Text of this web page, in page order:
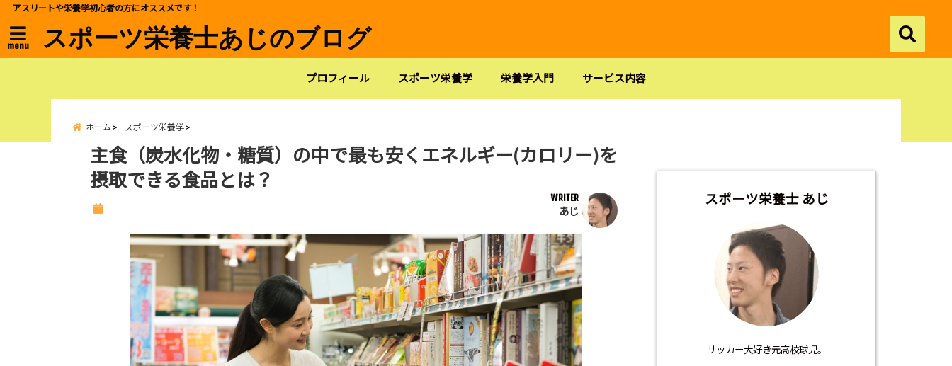
アスリートや栄養学初心者の方にオススメです！
menu スポーツ栄養士あじのブログ
プロフィール スポーツ栄養学 栄養学入門 サービス内容
ホーム スポーツ栄養学
主食（炭水化物・糖質）の中で最も安くエネルギー(カロリー)を
摂取できる食品とは？
WRITER
あじ
スポーツ栄養士 あじ
サッカー大好き元高校球児。